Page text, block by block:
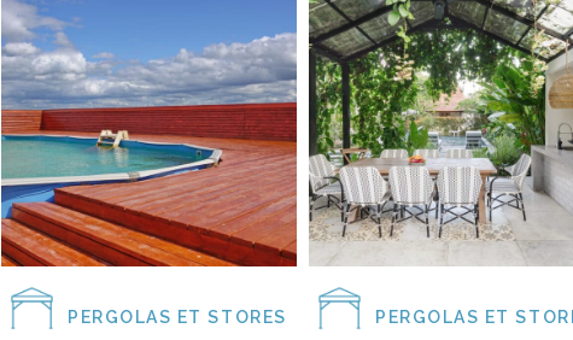
PERGOLAS ET STORES PERGOLAS ET